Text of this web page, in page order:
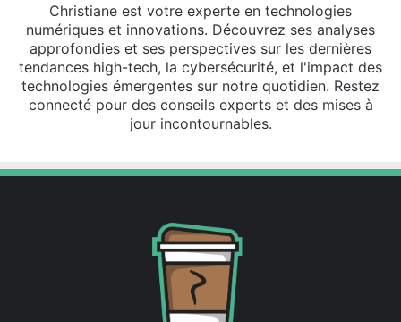
Christiane est votre experte en technologies
numériques et innovations. Découvrez ses analyses
approfondies et ses perspectives sur les dernières
tendances high-tech, la cybersécurité, et l'impact des
technologies émergentes sur notre quotidien. Restez
connecté pour des conseils experts et des mises à
jour incontournables.